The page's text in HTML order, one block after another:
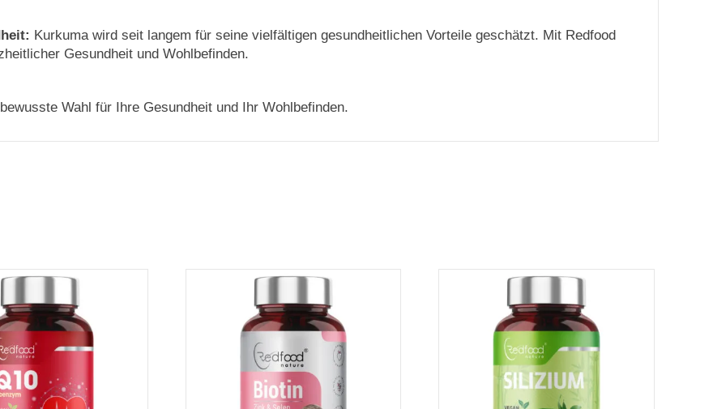
Kurkuma wird seit langem für seine vielfältigen gesundheitlichen Vorteile geschätzt. Mit Redfood
Gesundheit und Wohlbefinden.
Wahl für Ihre Gesundheit und Ihr Wohlbefinden.